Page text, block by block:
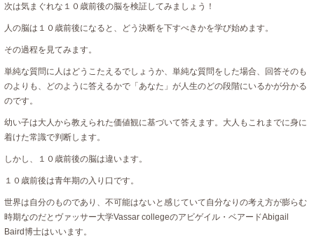
次は気まぐれな１０歳前後の脳を検証してみましょう！
人の脳は１０歳前後になると、どう決断を下すべきかを学び始めます。
その過程を見てみます。
単純な質問に人はどうこたえるでしょうか、単純な質問をした場合、回答そのも
のよりも、どのように答えるかで「あなた」が人生のどの段階にいるかが分かる
のです。
幼い子は大人から教えられた価値観に基づいて答えます。大人もこれまでに身に
着けた常識で判断します。
しかし、１０歳前後の脳は違います。
１０歳前後は青年期の入り口です。
世界は自分のものであり、不可能はないと感じていて自分なりの考え方が膨らむ
時期なのだとヴァッサー大学Vassar collegeのアビゲイル・ベアードAbigail
Baird博士はいいます。